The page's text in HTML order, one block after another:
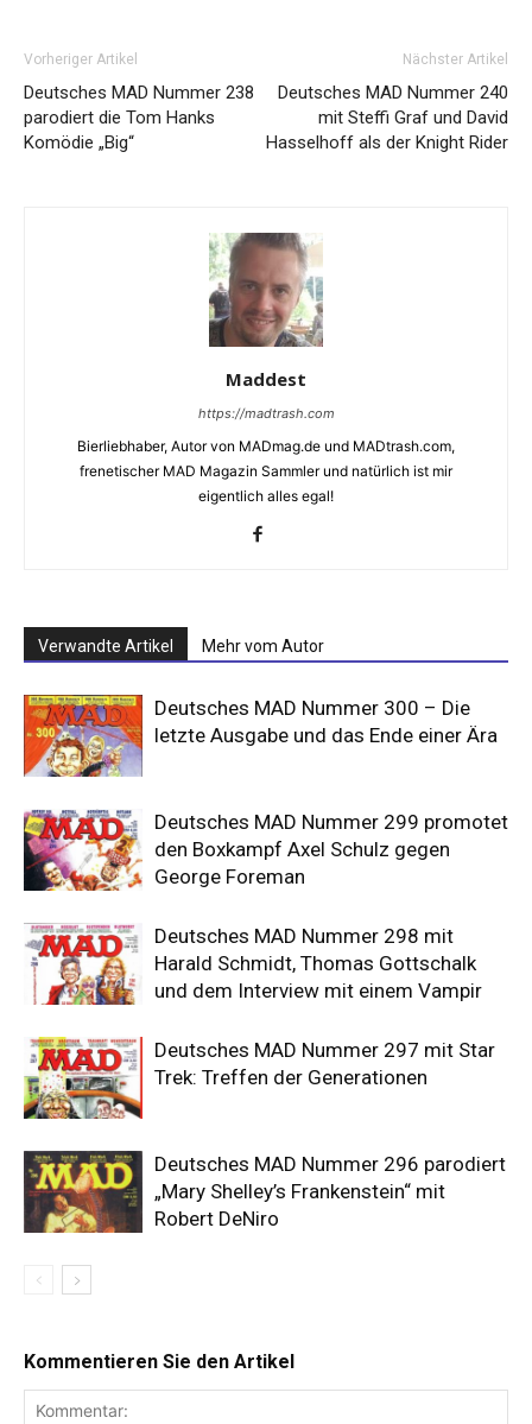
Vorheriger Artikel
Deutsches MAD Nummer 238
parodiert die Tom Hanks
Komödie „Big“
Nächster Artikel
Deutsches MAD Nummer 240
mit Steffi Graf und David
Hasselhoff als der Knight Rider
Maddest
https://madtrash.com
Bierliebhaber, Autor von MADmag.de und MADtrash.com,
frenetischer MAD Magazin Sammler und natürlich ist mir
eigentlich alles egal!
Verwandte Artikel Mehr vom Autor
Deutsches MAD Nummer 300 – Die
letzte Ausgabe und das Ende einer Ära
Deutsches MAD Nummer 299 promotet
den Boxkampf Axel Schulz gegen
George Foreman
Deutsches MAD Nummer 298 mit
Harald Schmidt, Thomas Gottschalk
und dem Interview mit einem Vampir
Deutsches MAD Nummer 297 mit Star
Trek: Treffen der Generationen
Deutsches MAD Nummer 296 parodiert
„Mary Shelley’s Frankenstein“ mit
Robert DeNiro
Kommentieren Sie den Artikel